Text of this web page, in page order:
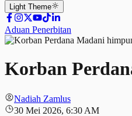
Light Theme
Aduan Penerbitan
Korban
Nadiah Zamlus
30 Mei 2026, 6:30 AM